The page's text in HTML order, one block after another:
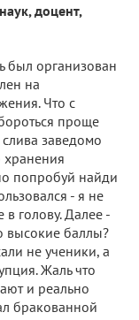
доцент,
был организован
на
Что с
проще
заведомо
хранения
попробуй найди
- я не
в голову. Далее -
высокие баллы?
не ученики, а
Жаль что
и реально
бракованной